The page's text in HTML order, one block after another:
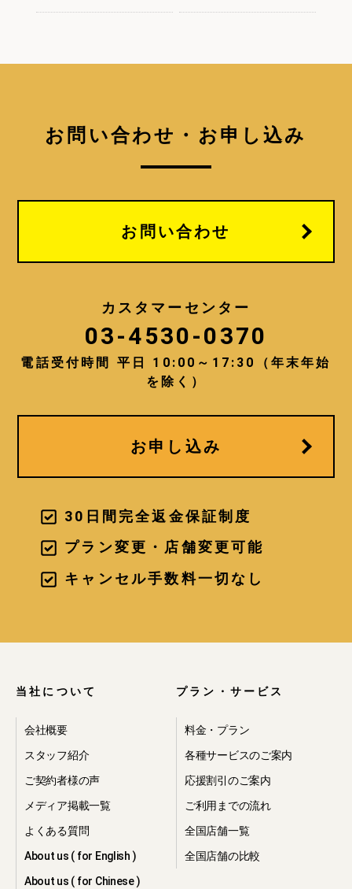
お問い合わせ・お申し込み
お問い合わせ
カスタマーセンター
03-4530-0370
電話受付時間 平日 10:00～17:30（年末年始
を除く）
お申し込み
30日間完全返金保証制度
プラン変更・店舗変更可能
キャンセル手数料一切なし
当社について
会社概要
スタッフ紹介
ご契約者様の声
メディア掲載一覧
よくある質問
About us ( for English )
About us ( for Chinese )
プラン・サービス
料金・プラン
各種サービスのご案内
応援割引のご案内
ご利用までの流れ
全国店舗一覧
全国店舗の比較